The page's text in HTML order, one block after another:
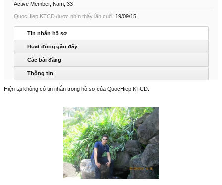
Active Member, Nam, 33
QuocHiep KTCD được nhìn thấy lần cuối: 19/09/15
Tin nhắn hồ sơ
Hoạt động gần đây
Các bài đăng
Thông tin
Hiện tại không có tin nhắn trong hồ sơ của QuocHiep KTCD.